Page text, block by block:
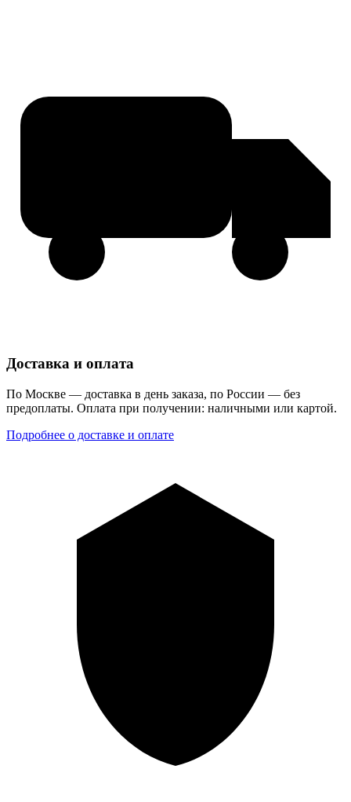
Доставка и оплата
По Москве — доставка в день заказа, по России — без
предоплаты. Оплата при получении: наличными или картой.
Подробнее о доставке и оплате